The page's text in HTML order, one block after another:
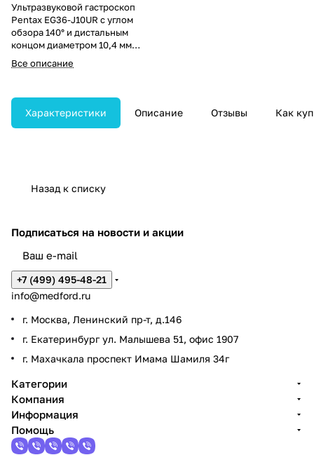
Ультразвуковой гастроскоп
Pentax EG36-J10UR с углом
обзора 140° и дистальным
концом диаметром 10,4 мм
предназначен для
высокоточной диагностики ЖКТ.
каналом 2,4 мм и обеспечивает
широкий диапазон изгиба
дистальной части.
Все описание
Характеристики Описание Отзывы Как
Назад к списку
Подписаться на новости и акции
+7 (499) 495-48-21
info@medford.ru
г. Москва, Ленинский пр-т, д.146
г. Екатеринбург ул. Малышева 51, офис 1907
г. Махачкала проспект Имама Шамиля 34г
Категории
Компания
Информация
Помощь